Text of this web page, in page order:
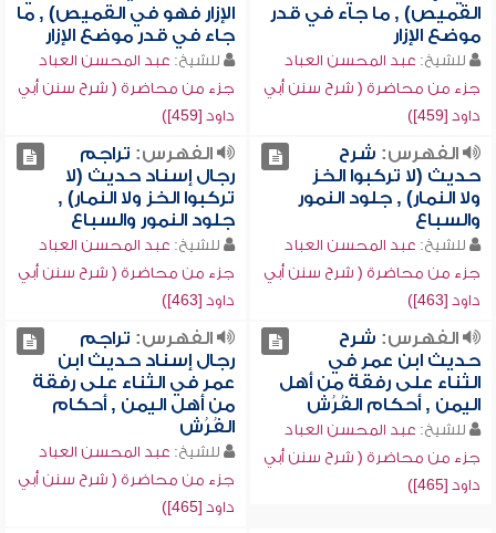
القميص) , ما جاء في قدر
موضع الإزار
للشيخ: عبد المحسن العباد
جزء من محاضرة ( شرح سنن أبي
داود [459])
الإزار فهو في القميص) , ما
جاء في قدر موضع الإزار
للشيخ: عبد المحسن العباد
جزء من محاضرة ( شرح سنن أبي
داود [459])
الفهرس: شرح
حديث (لا تركبوا الخز
ولا النمار) , جلود النمور
والسباع
للشيخ: عبد المحسن العباد
جزء من محاضرة ( شرح سنن أبي
داود [463])
الفهرس: تراجم
رجال إسناد حديث (لا
تركبوا الخز ولا النمار) ,
جلود النمور والسباع
للشيخ: عبد المحسن العباد
جزء من محاضرة ( شرح سنن أبي
داود [463])
الفهرس: شرح
حديث ابن عمر في
الثناء على رفقة من أهل
اليمن , أحكام الفُرُش
للشيخ: عبد المحسن العباد
جزء من محاضرة ( شرح سنن أبي
داود [465])
الفهرس: تراجم
رجال إسناد حديث ابن
عمر في الثناء على رفقة
من أهل اليمن , أحكام
الفُرُش
للشيخ: عبد المحسن العباد
جزء من محاضرة ( شرح سنن أبي
داود [465])